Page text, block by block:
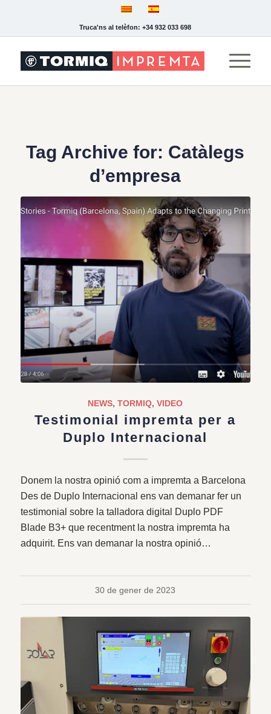
Truca'ns al telèfon: +34 932 033 698
Tag Archive for: Catàlegs
d’empresa
NEWS,TORMIQ,VIDEO
Testimonial impremta per a
Duplo Internacional
Donem la nostra opinió com a impremta a Barcelona
Des de Duplo Internacional ens van demanar fer un
testimonial sobre la talladora digital Duplo PDF
Blade B3+ que recentment la nostra impremta ha
adquirit. Ens van demanar la nostra opinió…
30 de gener de 2023